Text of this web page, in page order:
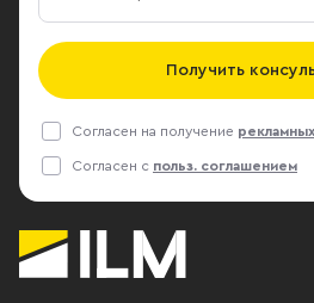
Получить
Согласен на получение
Согласен с польз. соглашением